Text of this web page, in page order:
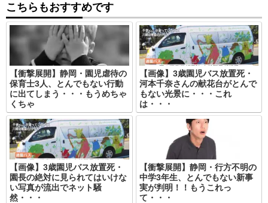
こちらもおすすめです
【衝撃展開】静岡・園児虐待の
保育士3人、とんでもない行動
に出てしまう・・・もうめちゃ
くちゃ
【画像】3歳園児バス放置死・
河本千奈さんの献花台がとんで
もない光景に・・・これ
は・・・
【画像】3歳園児バス放置死・
園長の絶対に見られてはいけな
い写真が流出でネット騒
然・・・
【衝撃展開】静岡・行方不明の
中学3年生、とんでもない新事
実が判明！！もうこれっ
て・・・